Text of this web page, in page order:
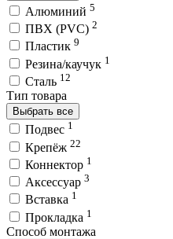
Алюминий 5
ПВХ (PVC) 2
Пластик 9
Резина/каучук 1
Сталь 12
Тип товара
Выбрать все
Подвес 1
Крепёж 22
Коннектор 1
Аксессуар 3
Вставка 1
Прокладка 1
Способ монтажа